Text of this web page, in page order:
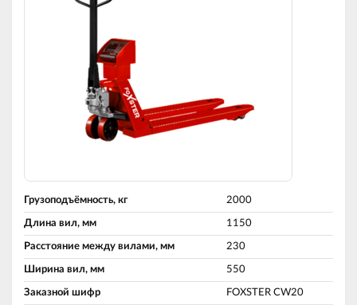
Грузоподъёмность, кг 2000
Длина вил, мм 1150
Расстояние между вилами, мм 230
Ширина вил, мм 550
Заказной шифр FOXSTER CW20